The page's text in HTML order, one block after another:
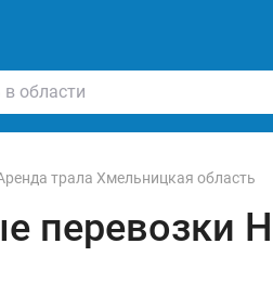
трала Хмельницкая область
перевозки